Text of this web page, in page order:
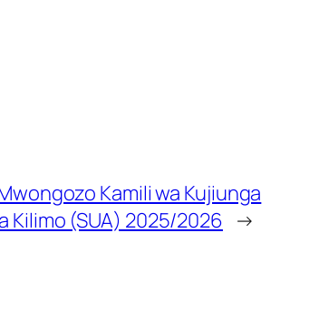
Kamili wa Kujiunga
Kilimo (SUA) 2025/2026 →